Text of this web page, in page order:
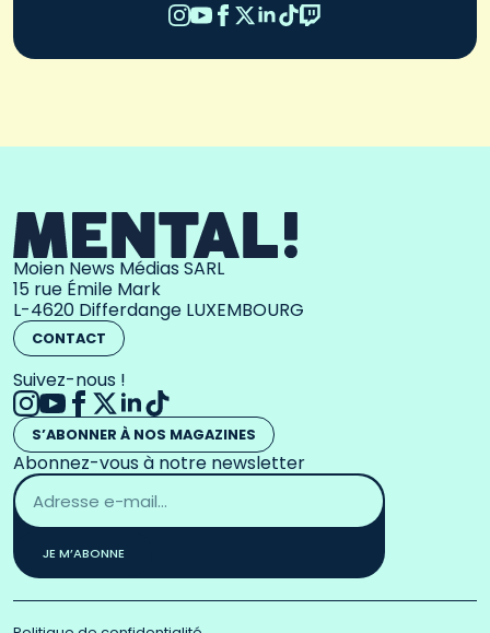
Moien News Médias SARL
15 rue Émile Mark
L-4620 Differdange LUXEMBOURG
CONTACT
Suivez-nous !
S’ABONNER À NOS MAGAZINES
Abonnez-vous à notre newsletter
Adresse
email
*
JE M’ABONNE